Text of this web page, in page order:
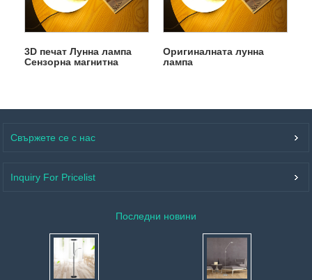
3D печат Лунна лампа
Сензорна магнитна
Оригиналната лунна
лампа
Свържете се с нас
Inquiry For Pricelist
Последни новини